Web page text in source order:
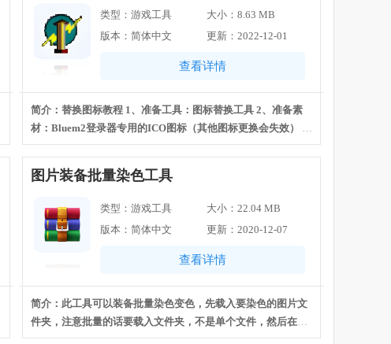
1，如果不改的话进游戏会读不出来的，改完之后重新配置一
下登录器就可以了。
类型：游戏工具
大小：8.63 MB
版本：简体中文
更新：2022-12-01
查看详情
简介：替换图标教程 1、准备工具：图标替换工具 2、准备素
材：Bluem2登录器专用的ICO图标（其他图标更换会失效） 打
开登录器-点击MAINICON-点击更换图标-选择图标文件 生成
图片装备批量染色工具
类型：游戏工具
大小：22.04 MB
版本：简体中文
更新：2020-12-07
查看详情
简介：此工具可以装备批量染色变色，先载入要染色的图片文
件夹，注意批量的话要载入文件夹，不是单个文件，然后在右
边明亮度、饱和度和颜色，调好之后点输入，然后选择要输出